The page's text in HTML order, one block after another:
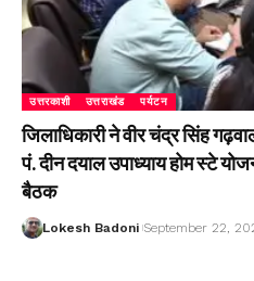
उत्तरकाशी उत्तराखंड पर्यटन
जिलाधिकारी ने वीर चंद्र सिंह
पं. दीन दयाल उपाध्याय होम स्टे
बैठक
Lokesh Badoni September 22,